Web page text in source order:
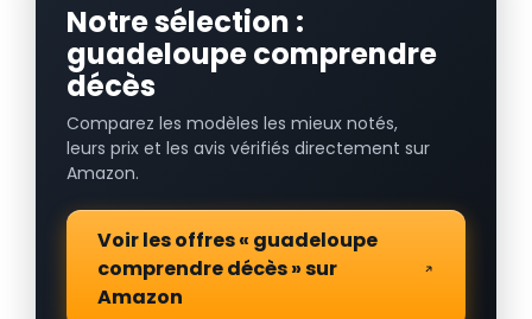
Notre sélection :
guadeloupe comprendre
décès
Comparez les modèles les mieux notés,
leurs prix et les avis vérifiés directement sur
Amazon.
Voir les offres « guadeloupe
comprendre décès » sur
Amazon